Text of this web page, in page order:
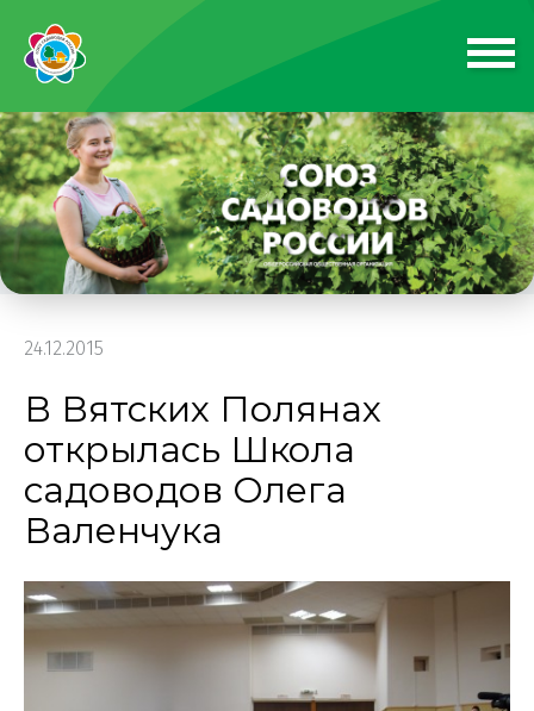
24.12.2015
В Вятских Полянах
открылась Школа
садоводов Олега
Валенчука